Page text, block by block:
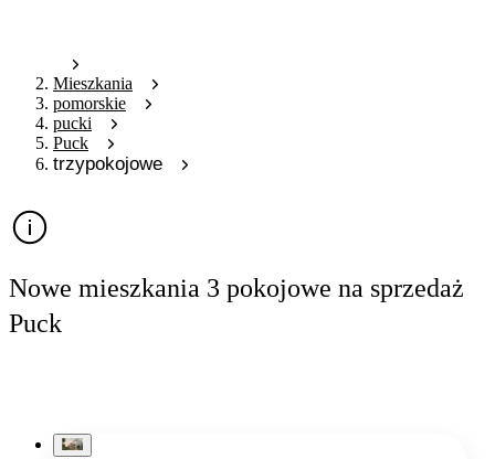
Mieszkania
pomorskie
pucki
Puck
trzypokojowe
Nowe mieszkania 3 pokojowe na sprzedaż
Puck